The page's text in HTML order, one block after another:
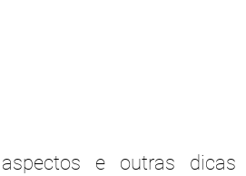
e outras dicas